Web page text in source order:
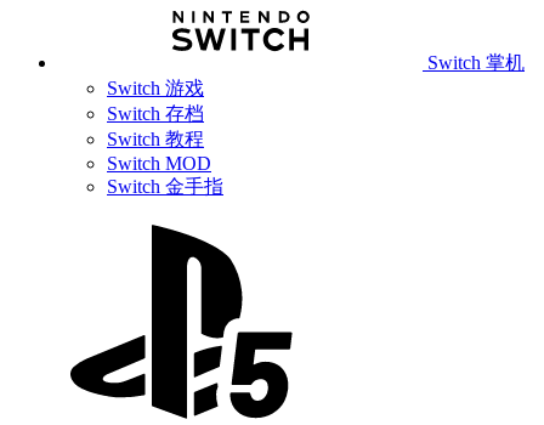
Switch 掌机
Switch 游戏
Switch 存档
Switch 教程
Switch MOD
Switch 金手指